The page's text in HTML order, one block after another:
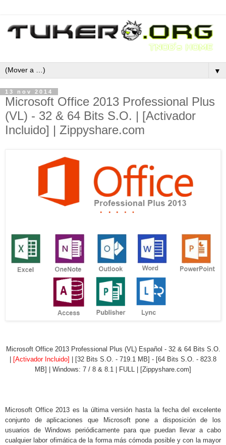
▼
13 nov 2014
Microsoft Office 2013 Professional Plus
(VL) - 32 & 64 Bits S.O. | [Activador
Incluido] | Zippyshare.com
Microsoft Office 2013 Professional Plus (VL) Español - 32 & 64 Bits S.O.
[Activador Incluido]
| [32 Bits S.O. - 719.1 MB] - [64 Bits S.O. - 823.8
MB] | Windows: 7 / 8 & 8.1 | FULL | [Zippyshare.com]
Microsoft Office 2013 es la última versión hasta la fecha del excelente
conjunto de aplicaciones que Microsoft pone a disposición de los
usuarios de Windows periódicamente para que puedan llevar a cabo
cualquier labor ofimática de la forma más cómoda posible y con la mayor